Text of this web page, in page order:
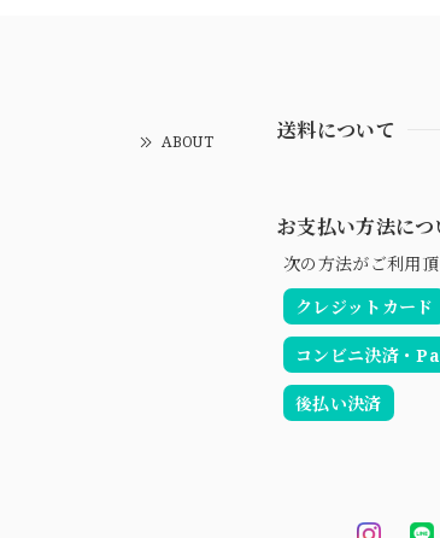
ABOUT 送料について
お支払い方法につ
次の方法がご利用頂
クレジットカード
コンビニ決済・
後払い決済